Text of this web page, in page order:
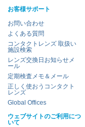
お客様サポート
お問い合わせ
よくある質問
コンタクトレンズ 取扱い
施設検索
レンズ交換日お知らせメ
ール
定期検査メモ＆メール
正しく使おうコンタクト
レンズ
Global Offices
ウェブサイトのご利用につ
いて